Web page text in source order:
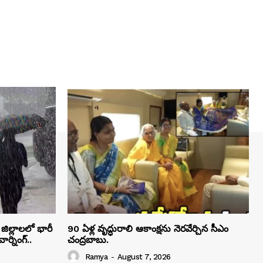
భారీ
90 ఏళ్ల వృద్ధురాలి ఆకాంక్షను నెరవేర్చిన సీఎం
చంద్రబాబు.
Ramya - August 7, 2026